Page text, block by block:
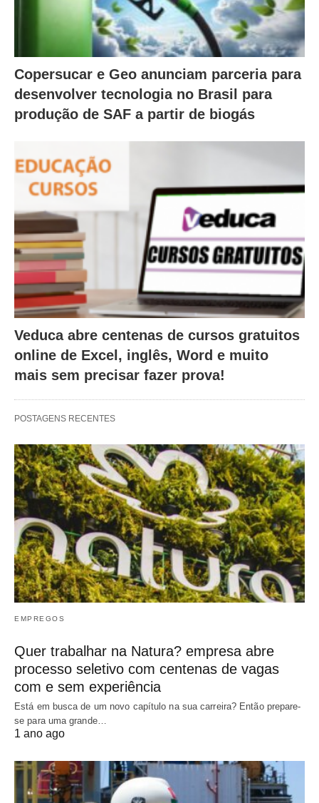
Copersucar e Geo anunciam parceria para
desenvolver tecnologia no Brasil para
produção de SAF a partir de biogás
Veduca abre centenas de cursos gratuitos
online de Excel, inglês, Word e muito
mais sem precisar fazer prova!
POSTAGENS RECENTES
EMPREGOS
Quer trabalhar na Natura? empresa abre
processo seletivo com centenas de vagas
com e sem experiência
Está em busca de um novo capítulo na sua carreira? Então prepare-
se para uma grande…
1 ano ago